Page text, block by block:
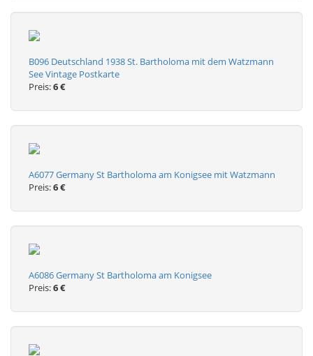
B096 Deutschland 1938 St. Bartholoma mit dem Watzmann
See Vintage Postkarte
Preis:6 €
A6077 Germany St Bartholoma am Konigsee mit Watzmann
Preis:6 €
A6086 Germany St Bartholoma am Konigsee
Preis:6 €